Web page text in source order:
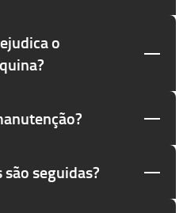
o
seguidas?